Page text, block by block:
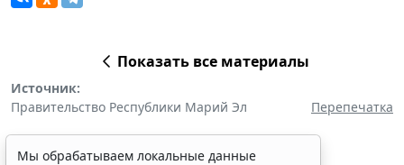
Показать все материалы
Источник:
Правительство Республики Марий Эл
Перепечатка
Мы обрабатываем локальные данные